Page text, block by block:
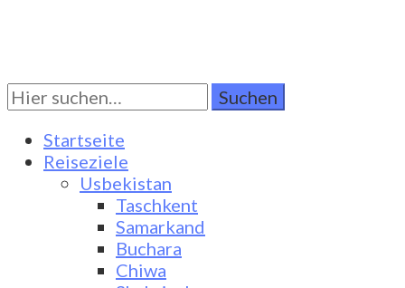
Turkestan Travel
Discover Central Asia
Suchen
Sie
nach:Startseite
Reiseziele
Usbekistan
Taschkent
Samarkand
Buchara
Chiwa